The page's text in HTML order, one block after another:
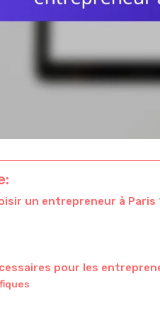
un entrepreneur à Paris
pour les